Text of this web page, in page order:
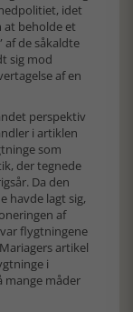
idet
at beholde et
af de såkaldte
sig mod
af en
perspektiv
i artiklen
som
der tegnede
Da den
havde lagt sig,
af
flygtningene
artikel
i
mange måder